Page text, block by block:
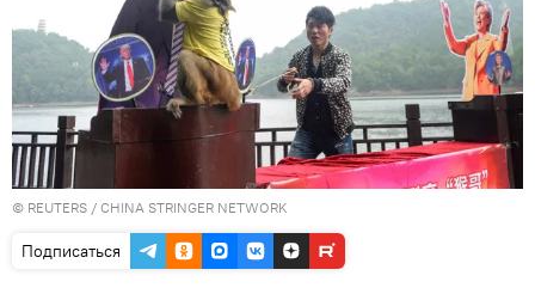
© REUTERS / CHINA STRINGER NETWORK
Подписаться